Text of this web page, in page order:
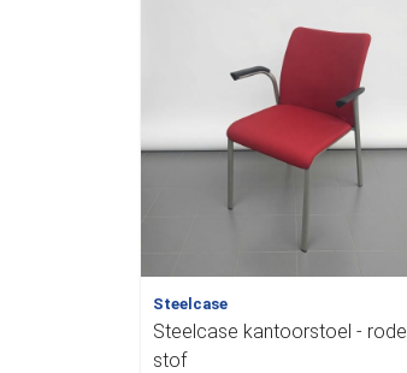
Steelcase
Steelcase kantoorstoel - rode
stof